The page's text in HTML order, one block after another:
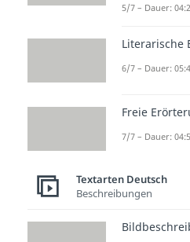
Was
Fiktive
und
5/7 – Dauer:
Literarische
6/7 – Dauer:
Freie
7/7 – Dauer:
Textarten Deutsch
Beschreibungen